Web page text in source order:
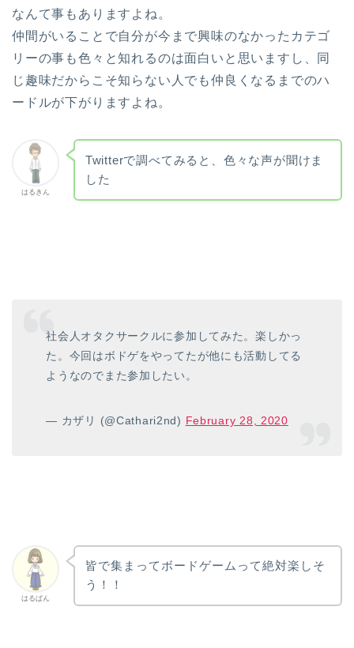
なんて事もありますよね。
仲間がいることで自分が今まで興味のなかったカテゴ
リーの事も色々と知れるのは面白いと思いますし、同
じ趣味だからこそ知らない人でも仲良くなるまでのハ
ードルが下がりますよね。
はるきん
Twitterで調べてみると、色々な声が聞けま
した
社会人オタクサークルに参加してみた。楽しかっ
た。今回はボドゲをやってたが他にも活動してる
ようなのでまた参加したい。
— カザリ (@Cathari2nd) February 28, 2020
はるぱん
皆で集まってボードゲームって絶対楽しそ
う！！